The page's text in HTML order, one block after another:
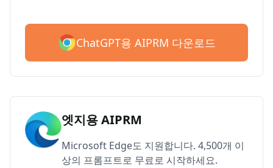
ChatGPT용 AIPRM 다운로드
엣지용 AIPRM
Microsoft Edge도 지원합니다. 4,500개 이
상의 프롬프트로 무료로 시작하세요.